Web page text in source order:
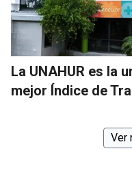
La UNAHUR es la
mejor Índice de
Ver